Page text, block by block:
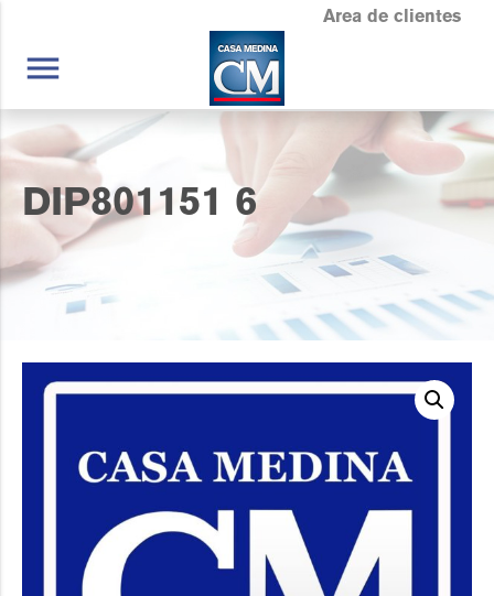
Area de clientes
menu
DIP801151 6